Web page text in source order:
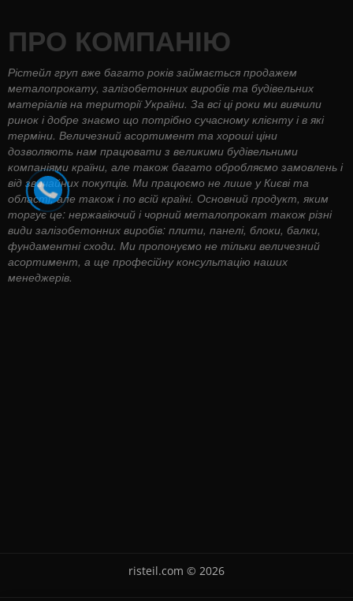
ПРО КОМПАНІЮ
Рістейл груп вже багато років займається продажем
металопрокату, залізобетонних виробів та будівельних
матеріалів на території України. За всі ці роки ми вивчили
ринок і добре знаємо що потрібно сучасному клієнту і в які
терміни. Величезний асортимент та хороші ціни
дозволяють нам працювати з великими будівельними
компаніями країни, але також багато обробляємо замовлень і
від звичайних покупців. Ми працюємо не лише у Києві та
області, але також і по всій країні. Основний продукт, яким
торгує це: нержавіючий і чорний металопрокат також різні
види залізобетонних виробів: плити, панелі, блоки, балки,
фундаментні сходи. Ми пропонуємо не тільки величезний
асортимент, а ще професійну консультацію наших
менеджерів.
risteil.com © 2026